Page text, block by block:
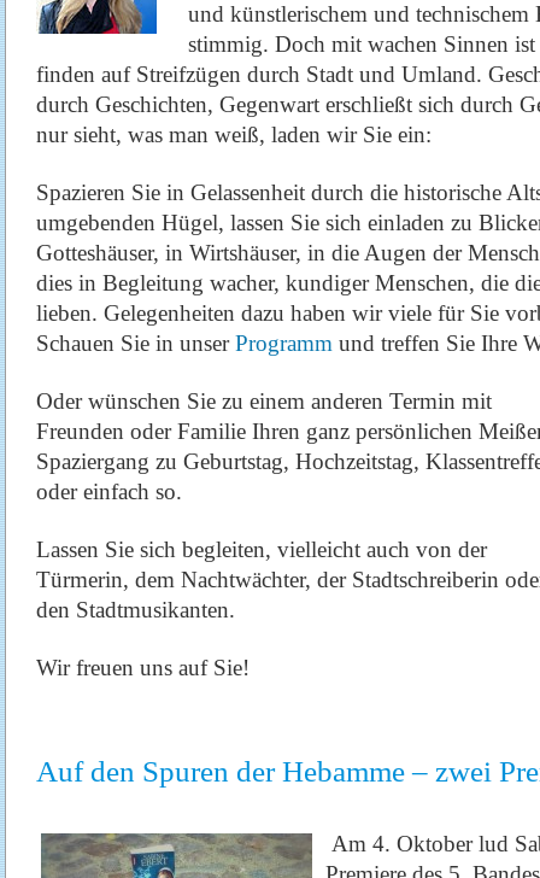
und künstlerischem und
stimmig. Doch mit wachen Sinnen
finden auf Streifzügen durch Stadt und Umland.
durch Geschichten, Gegenwart erschließt sich durch
nur sieht, was man weiß, laden wir Sie ein:
Spazieren Sie in Gelassenheit durch die historische
umgebenden Hügel, lassen Sie sich einladen zu
Gotteshäuser, in Wirtshäuser, in die Augen der
dies in Begleitung wacher, kundiger Menschen, die
lieben. Gelegenheiten dazu haben wir viele für Sie
Schauen Sie in unserProgramm und treffen Sie Ihre
Oder wünschen Sie zu einem anderen Termin mit
Freunden oder Familie Ihren ganz persönlichen
Spaziergang zu Geburtstag, Hochzeitstag,
oder einfach so.
Lassen Sie sich begleiten, vielleicht auch von der
Türmerin, dem Nachtwächter, der Stadtschreiberin
den Stadtmusikanten.
Wir freuen uns auf Sie!
Auf den Spuren der Hebamme – zwei
Am 4. Oktober lud